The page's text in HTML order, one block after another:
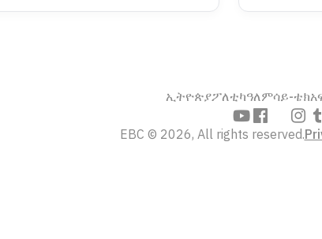
ኢትዮጵያፖለቲካዓለምሳይ-ቴክ
EBC © 2026, All rights reserved.